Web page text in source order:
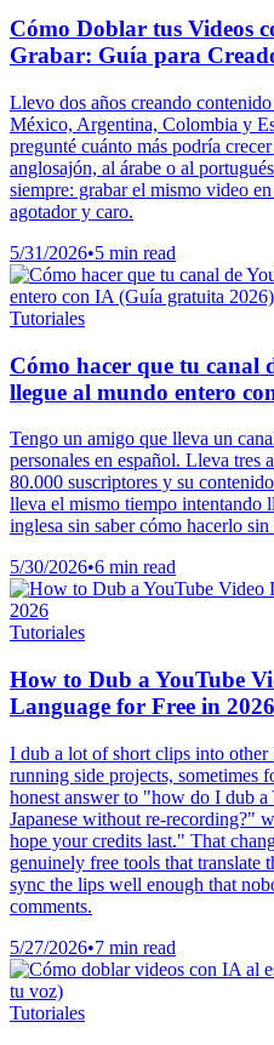
Cómo Doblar tus Videos
Grabar: Guía para
Llevo dos años creando
México, Argentina, Colombia y
pregunté cuánto más podría
anglosajón, al árabe o al
siempre: grabar el mismo video
agotador y caro.
5/31/2026•5 min read
Tutoriales
Cómo hacer que tu canal
llegue al mundo entero
Tengo un amigo que lleva un
personales en español. Lleva tres
80.000 suscriptores y su
lleva el mismo tiempo intentando
inglesa sin saber cómo hacerlo
5/30/2026•6 min read
Tutoriales
How to Dub a YouTube
Language for Free in 2026
I dub a lot of short clips into
running side projects, sometimes
honest answer to "how do I dub
Japanese without re-recording?"
hope your credits last." That
genuinely free tools that translate
sync the lips well enough that
comments.
5/27/2026•7 min read
Tutoriales